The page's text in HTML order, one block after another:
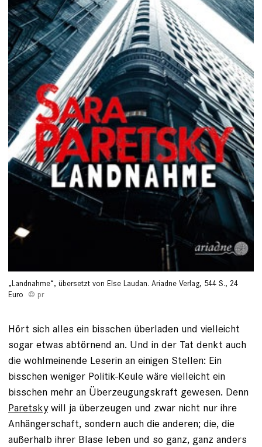
„Landnahme“, übersetzt von Else Laudan. Ariadne Verlag, 544 S., 24
Euro
pr
Hört sich alles ein bisschen überladen und vielleicht
sogar etwas abtörnend an. Und in der Tat denkt auch
die wohlmeinende Leserin an einigen Stellen: Ein
bisschen weniger Politik-Keule wäre vielleicht ein
bisschen mehr an Überzeugungskraft gewesen. Denn
Paretskywill ja überzeugen und zwar nicht nur ihre
Anhängerschaft, sondern auch die anderen; die, die
außerhalb ihrer Blase leben und so ganz, ganz anders